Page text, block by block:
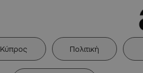
Κύπρος Πολιτική